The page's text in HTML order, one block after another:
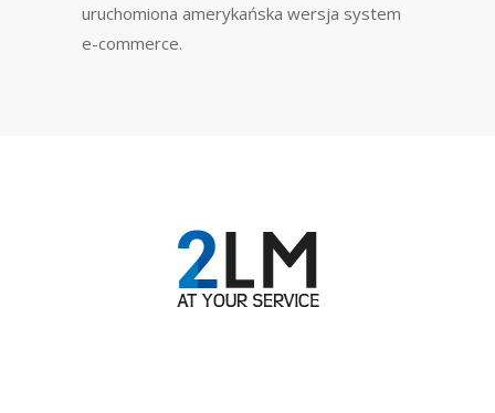
uruchomiona amerykańska wersja system
e-commerce.